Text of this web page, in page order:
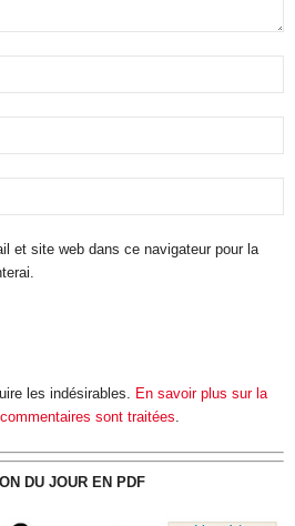
et site web dans ce navigateur pour la
les indésirables. En savoir plus sur la
sont traitées
DU JOUR EN PDF